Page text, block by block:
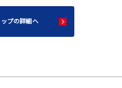
プの詳細へ